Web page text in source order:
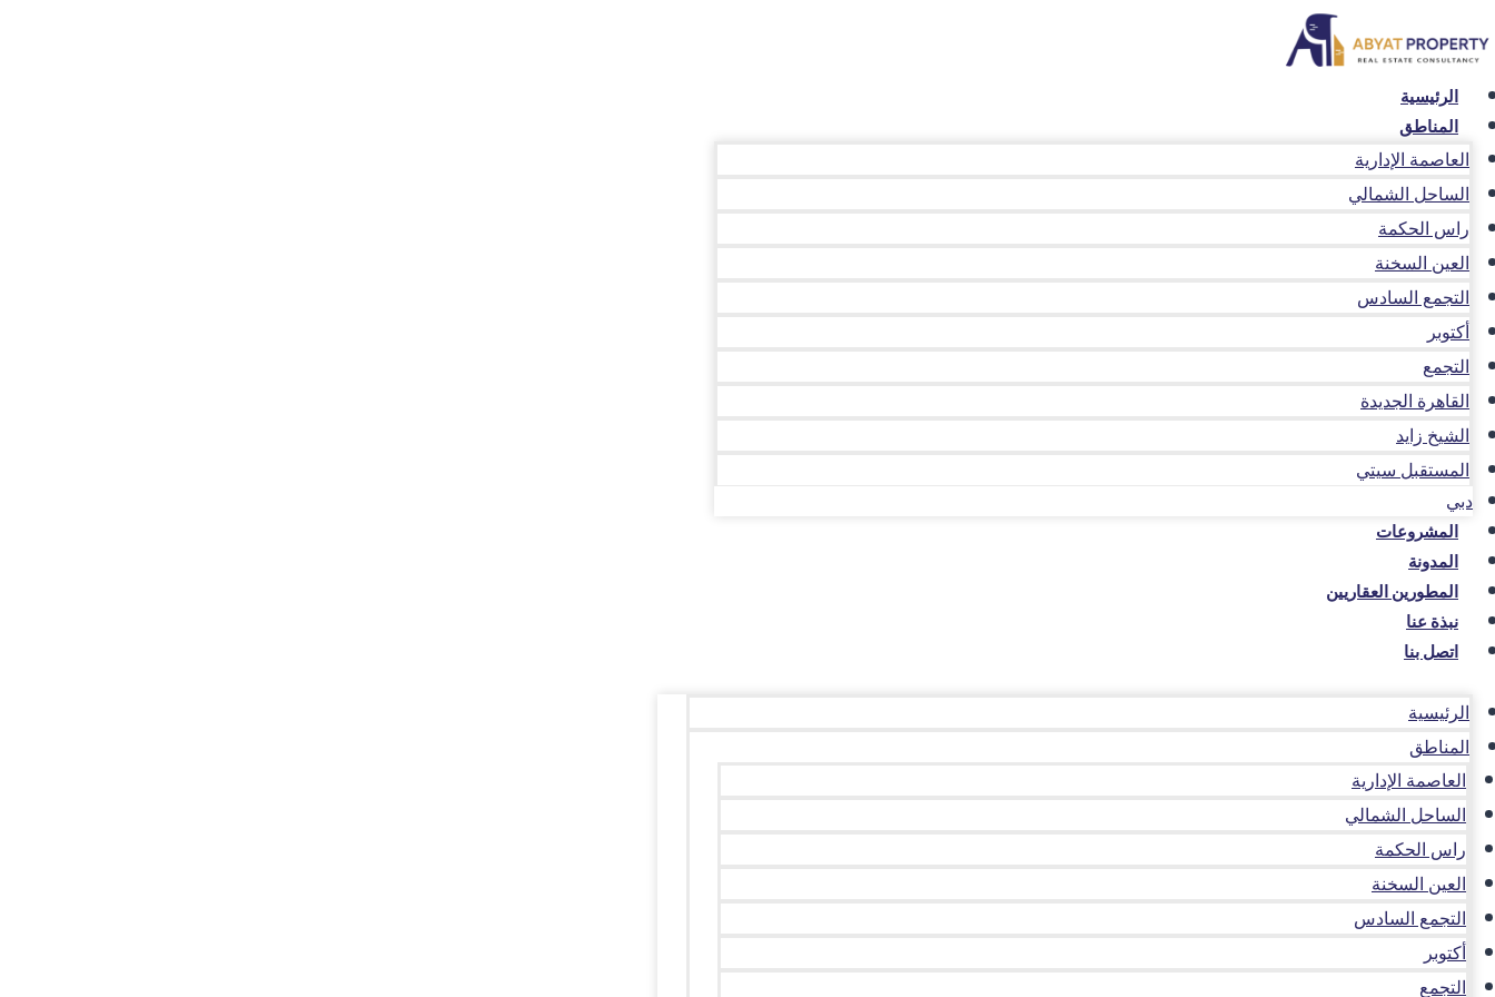
إلى
المحتوى
الرئيسية
المناطق
العاصمة الإدارية
الساحل الشمالي
راس الحكمة
العين السخنة
التجمع السادس
أكتوبر
التجمع
القاهرة الجديدة
الشيخ زايد
المستقبل سيتي
دبي
المشروعات
المدونة
المطورين العقاريين
نبذة عنا
اتصل بنا
الرئيسية
المناطق
العاصمة الإدارية
الساحل الشمالي
راس الحكمة
العين السخنة
التجمع السادس
أكتوبر
التجمع